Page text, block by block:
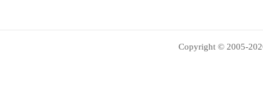
Copyright © 2005-